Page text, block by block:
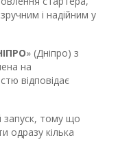
і надійним у
» (Дніпро) з
на
відповідає
тому що
одразу кілька